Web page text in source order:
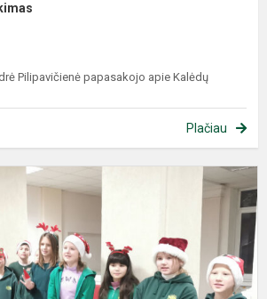
Pilipavičienė papasakojo apie Kalėdų
Plačiau